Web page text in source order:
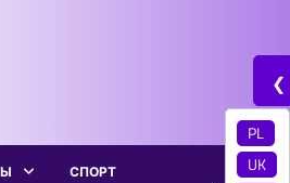
СПОРТ
❮
PL
UK